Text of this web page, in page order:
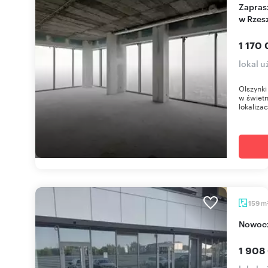
Zapraszam do zakupu lokalu usługowego 111 m²
w
1 170
lokal
w
159 m
1 908